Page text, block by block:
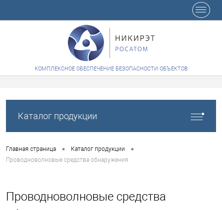
КОМПЛЕКСНОЕ ОБЕСПЕЧЕНИЕ БЕЗОПАСНОСТИ ОБЪЕКТОВ
Каталог продукции
Главная страница • Каталог продукции •
Проводноволновые средства обнаружения
Проводноволновые средства